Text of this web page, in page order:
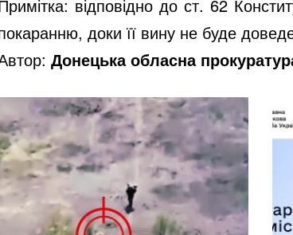
відповідно до ст. 62
доки її вину не буде
Донецька обласна